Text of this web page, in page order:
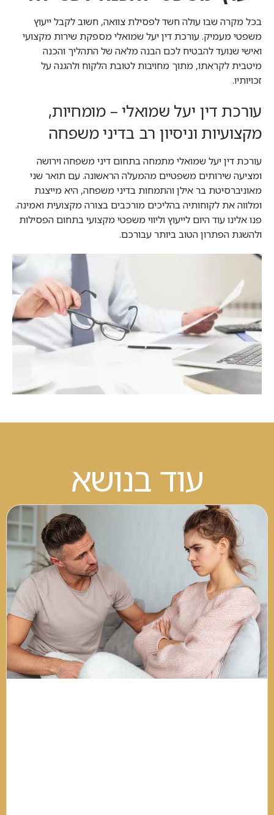
בכל מקרה שבו עולה חשד לפסילת צוואה, חשוב לקבל ייעוץ
משפטי מעמיק. עורכת דין יעל שמואלי מספקת שירות מקצועי
ואישי שנועד להבטיח לכם הבנה מלאה של התהליך והכנה
מיטבית לקראתו, מתוך מחויבות לטובת הלקוח ולהגנה על
זכויותיו.
עורכת דין יעל שמואלי – מומחיות,
מקצועיות וניסיון רב בדיני משפחה
עורכת דין יעל שמואלי מתמחה בתחום דיני משפחה וירושה
ומציעה שירותים משפטיים מהמעלה הראשונה. עם תואר שני
מאוניברסיטת בר אילן והתמחות בדיני משפחה, היא מייצגת
ומלווה את לקוחותיה בהליכים מורכבים בצורה מקצועית ואמינה.
פנו אלינו עוד היום לייעוץ וליווי משפטי מקצועי בתחום הפסילות
ולהשגת הפתרון הטוב ביותר עבורכם.
עוד בנושא